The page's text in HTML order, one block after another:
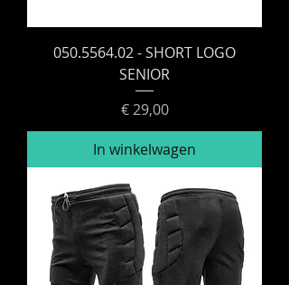
050.5564.02 - SHORT LOGO
SENIOR
Prijs
€ 29,00
In winkelwagen